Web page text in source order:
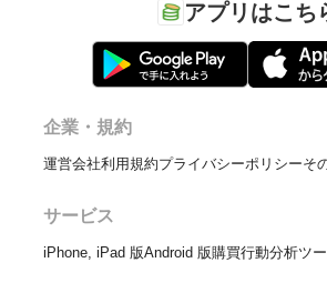
アプリはこち
企業・規約
運営会社利用規約プライバシーポリシーそ
サービス
iPhone, iPad 版Android 版購買行動分析ツ